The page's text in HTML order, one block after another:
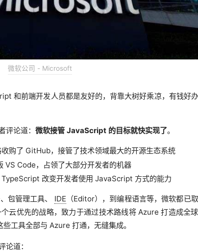
微软公司 - Microsoft
和前端开发人员都是友好的，背靠大树好乘凉，有钱好
评论道：微软接管 JavaScript 的目标就快实现了。
购了 GitHub，接管了技术领域最大的开源生态系统
VS Code，占领了大部分开发者的机器
改变开发者使用 JavaScript 方式的能力
包管理工具、 IDE （Editor），到编程语言等，微软都已
云优先的战略，致力于通过技术路线将 Azure 打造成全
工具全部与 Azure 打通，无缝集成。
道：